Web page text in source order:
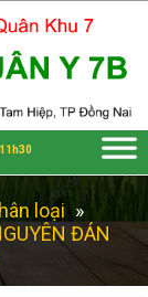
loại »
ĐÁN